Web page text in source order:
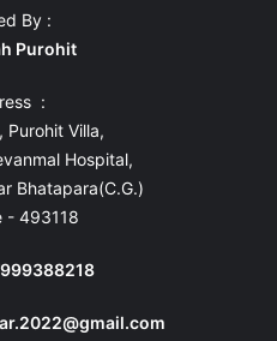
By :
Purohit
:
Purohit Villa,
Hospital,
Bhatapara(C.G.)
- 493118